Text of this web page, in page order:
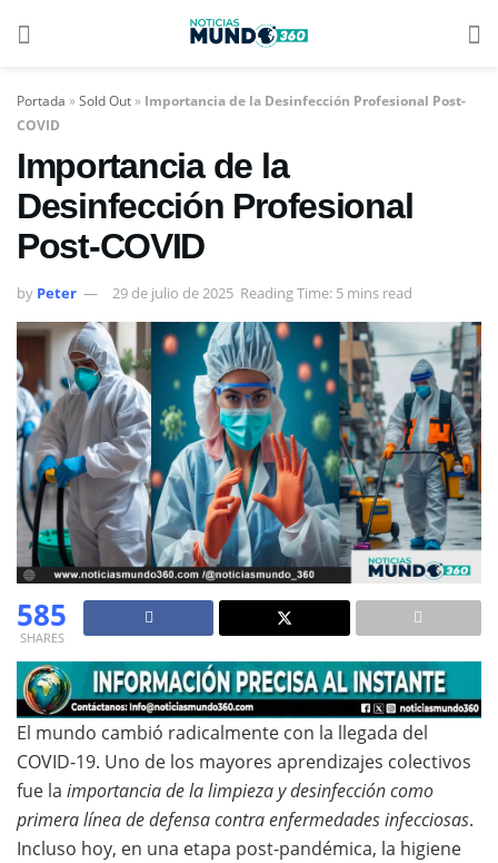
Portada »Sold Out» Importancia de la Desinfección Profesional Post-
COVID
Importancia de la
Desinfección Profesional
Post-COVID
by Peter 29 de julio de 2025 Reading Time: 5 mins read
585
SHARES
El mundo cambió radicalmente con la llegada del
COVID-19. Uno de los mayores aprendizajes colectivos
fue la importancia de la limpieza y desinfección como
primera línea de defensa contra enfermedades infecciosas.
Incluso hoy, en una etapa post-pandémica, la higiene